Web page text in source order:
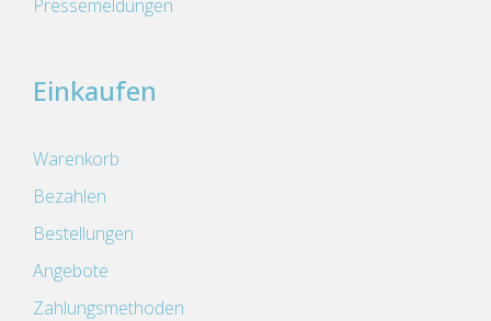
Pressemeldungen
Einkaufen
Warenkorb
Bezahlen
Bestellungen
Angebote
Zahlungsmethoden